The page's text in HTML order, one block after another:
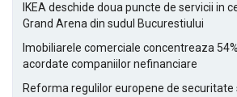
IKEA deschide doua puncte de servicii in
Grand Arena din sudul Bucurestiului
Imobiliarele comerciale concentreaza
acordate companiilor nefinanciare
Reforma regulilor europene de securitate